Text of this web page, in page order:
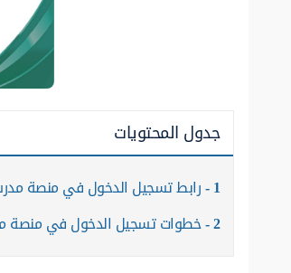
جدول المحتويات
1 رابط تسجيل الدخول في منصة
2 خطوات تسجيل الدخول في منصة